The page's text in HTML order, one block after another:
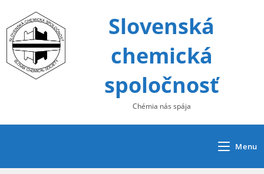
content
Slovenská
chemická
spoločnosť
Chémia nás spája
Menu